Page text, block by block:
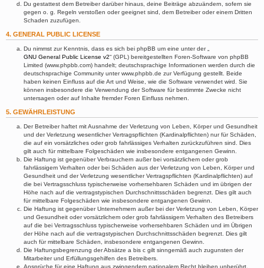
Du gestattest dem Betreiber darüber hinaus, deine Beiträge abzuändern, sofern sie
gegen o. g. Regeln verstoßen oder geeignet sind, dem Betreiber oder einem Dritten
Schaden zuzufügen.
4. GENERAL PUBLIC LICENSE
Du nimmst zur Kenntnis, dass es sich bei phpBB um eine unter der „
GNU General Public License v2“ (GPL) bereitgestellten Foren-Software von phpBB
Limited (www.phpbb.com) handelt; deutschsprachige Informationen werden durch die
deutschsprachige Community unter www.phpbb.de zur Verfügung gestellt. Beide
haben keinen Einfluss auf die Art und Weise, wie die Software verwendet wird. Sie
können insbesondere die Verwendung der Software für bestimmte Zwecke nicht
untersagen oder auf Inhalte fremder Foren Einfluss nehmen.
5. GEWÄHRLEISTUNG
Der Betreiber haftet mit Ausnahme der Verletzung von Leben, Körper und Gesundheit
und der Verletzung wesentlicher Vertragspflichten (Kardinalpflichten) nur für Schäden,
die auf ein vorsätzliches oder grob fahrlässiges Verhalten zurückzuführen sind. Dies
gilt auch für mittelbare Folgeschäden wie insbesondere entgangenen Gewinn.
Die Haftung ist gegenüber Verbrauchern außer bei vorsätzlichem oder grob
fahrlässigem Verhalten oder bei Schäden aus der Verletzung von Leben, Körper und
Gesundheit und der Verletzung wesentlicher Vertragspflichten (Kardinalpflichten) auf
die bei Vertragsschluss typischerweise vorhersehbaren Schäden und im übrigen der
Höhe nach auf die vertragstypischen Durchschnittsschäden begrenzt. Dies gilt auch
für mittelbare Folgeschäden wie insbesondere entgangenen Gewinn.
Die Haftung ist gegenüber Unternehmern außer bei der Verletzung von Leben, Körper
und Gesundheit oder vorsätzlichem oder grob fahrlässigem Verhalten des Betreibers
auf die bei Vertragsschluss typischerweise vorhersehbaren Schäden und im Übrigen
der Höhe nach auf die vertragstypischen Durchschnittsschäden begrenzt. Dies gilt
auch für mittelbare Schäden, insbesondere entgangenen Gewinn.
Die Haftungsbegrenzung der Absätze a bis c gilt sinngemäß auch zugunsten der
Mitarbeiter und Erfüllungsgehilfen des Betreibers.
Ansprüche für eine Haftung aus zwingendem nationalem Recht bleiben unberührt.